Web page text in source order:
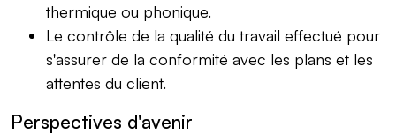
thermique ou phonique.
Le contrôle de la qualité du travail effectué pour
s'assurer de la conformité avec les plans et les
attentes du client.
Perspectives d'avenir